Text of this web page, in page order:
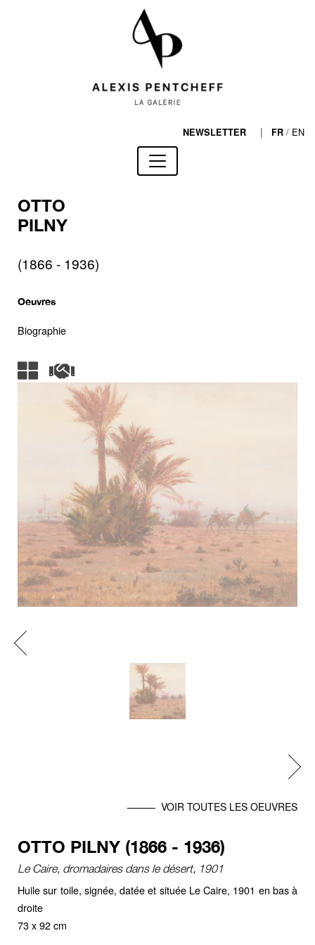
NEWSLETTER | FR / EN
OTTO
PILNY
(1866 - 1936)
Oeuvres
Biographie
Previous
Next
VOIR TOUTES LES OEUVRES
OTTO PILNY (1866 - 1936)
Le Caire, dromadaires dans le désert, 1901
Huile sur toile, signée, datée et située Le Caire, 1901 en bas à
droite
73 x 92 cm